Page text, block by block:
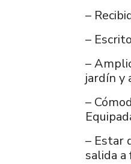
–
–
–
jardín y
–
– Estar
salida a